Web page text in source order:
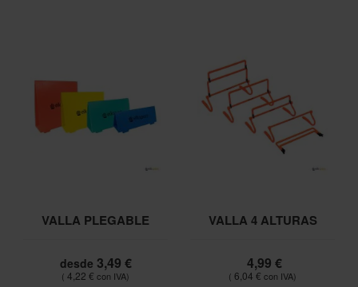
VALLA PLEGABLE
desde 3,49 €
4,22 €
VALLA 4 ALTURAS
4,99 €
6,04 €